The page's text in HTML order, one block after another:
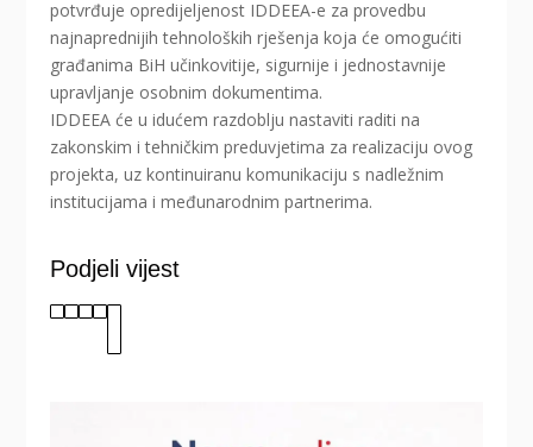
potvrđuje opredijeljenost IDDEEA-e za provedbu
najnaprednijih tehnoloških rješenja koja će omogućiti
građanima BiH učinkovitije, sigurnije i jednostavnije
upravljanje osobnim dokumentima.
IDDEEA će u idućem razdoblju nastaviti raditi na
zakonskim i tehničkim preduvjetima za realizaciju ovog
projekta, uz kontinuiranu komunikaciju s nadležnim
institucijama i međunarodnim partnerima.
Podjeli vijest